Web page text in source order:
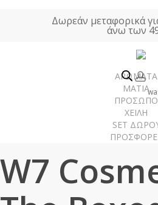
Δωρεάν μεταφορικά
άνω των
ΑΡΩΜΑΤΑ
Άνδρας
Unisex
ΜΑΤΙΑ
ΠΡΟΣΩΠΟ
ΧΕΙΛΗ
SET
Μακιγιάζ
Cosmetics The Boxed Peachy Beach 6gr
W7